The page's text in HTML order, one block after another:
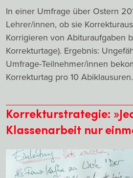
In einer Umfrage über Ostern
Lehrer/innen, ob sie
Korrigieren von Abituraufgaben
Korrekturtage). Ergebnis:
Umfrage-Teilnehmer/innen
Korrekturtag pro 10 Abiklausuren.
Korrekturstrategie:
Klassenarbeit nur